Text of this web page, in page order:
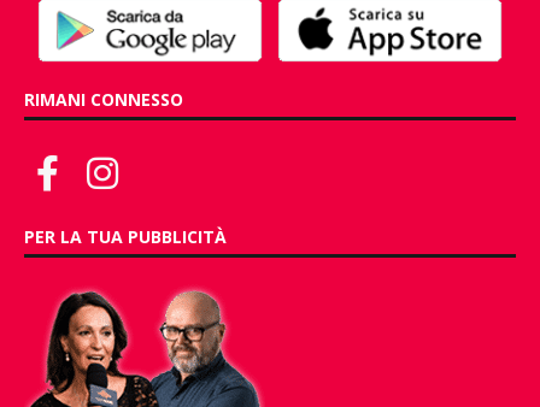
RIMANI CONNESSO
PER LA TUA PUBBLICITÀ